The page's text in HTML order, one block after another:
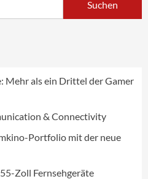
Mehr als ein Drittel der Gamer
& Connectivity
Portfolio mit der neue
Zoll Fernsehgeräte
2026 zurück und prägt
Vertriebsteam in